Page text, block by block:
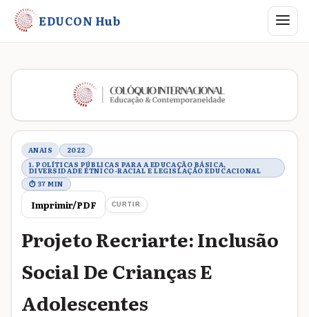
EDUCON Hub Abrir
Metadados do trabalho
ANAIS
2022
1. POLÍTICAS PÚBLICAS PARA A EDUCAÇÃO BÁSICA,
DIVERSIDADE ÉTNICO-RACIAL E LEGISLAÇÃO EDUCACIONAL
⏱ 37 MIN
Imprimir/PDF CURTIR
Projeto Recriarte: Inclusão
Social De Crianças E
Adolescentes